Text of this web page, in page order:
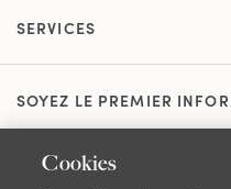
SERVICES
SOYEZ LE PREMIER
Cookies